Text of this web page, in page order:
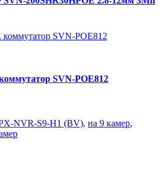
SVN-POE812
NVR-S9-H1 (BV), на 9 камер,